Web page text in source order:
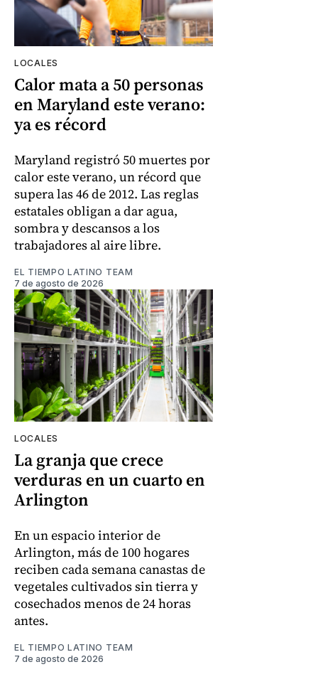
LOCALES
Calor mata a 50 personas
en Maryland este verano:
ya es récord
Maryland registró 50 muertes por
calor este verano, un récord que
supera las 46 de 2012. Las reglas
estatales obligan a dar agua,
sombra y descansos a los
trabajadores al aire libre.
EL TIEMPO LATINO TEAM
7 de agosto de 2026
LOCALES
La granja que crece
verduras en un cuarto en
Arlington
En un espacio interior de
Arlington, más de 100 hogares
reciben cada semana canastas de
vegetales cultivados sin tierra y
cosechados menos de 24 horas
antes.
EL TIEMPO LATINO TEAM
7 de agosto de 2026